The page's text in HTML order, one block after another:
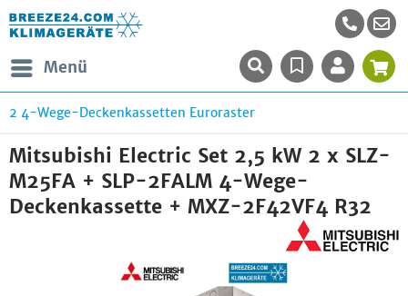
Menü
2 4-Wege-Deckenkassetten Euroraster
Mitsubishi Electric Set 2,5 kW 2 x SLZ-
M25FA + SLP-2FALM 4-Wege-
Deckenkassette + MXZ-2F42VF4 R32